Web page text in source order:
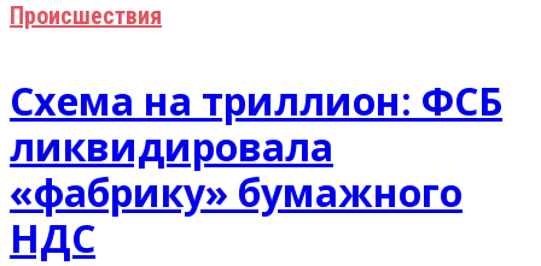
Происшествия
Схема на триллион: ФСБ
ликвидировала
«фабрику» бумажного
НДС